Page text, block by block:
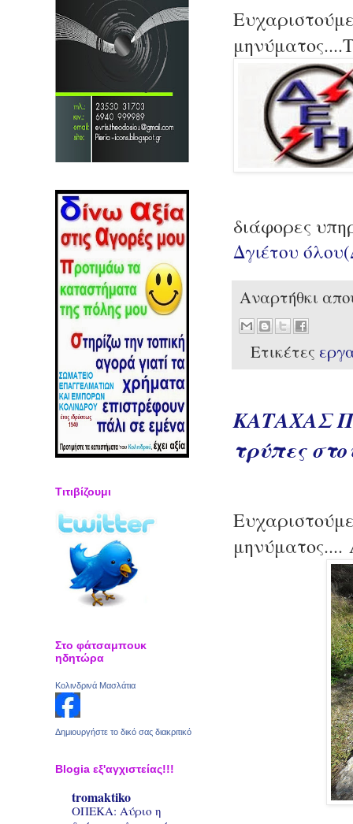
διάφορες
Δγιέτου
Αναρτήθκι
Ετικέτες
ΚΑΤΑΧΑΣ
τρύπες
Τιτιβίζουμι
Στο φάτσαμπουκ
ηδητώρα
Κολινδρινά Μασλάτια
Δημιουργήστε το δικό σας διακριτικό
Blogia εξ'αγχιστείας!!!
tromaktiko
ΟΠΕΚΑ: Αύριο η